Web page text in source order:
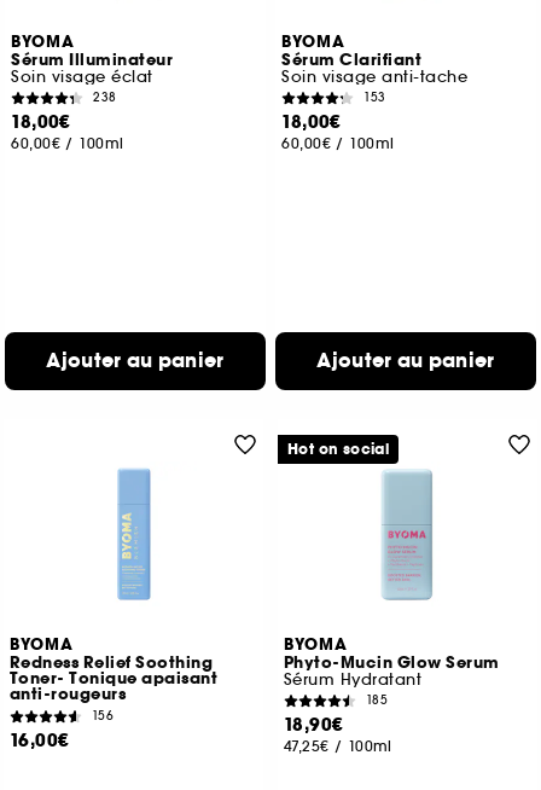
BYOMA
Sérum Illuminateur
Soin visage éclat
238
18,00€
60,00€ / 100ml
Ajouter au panier
BYOMA
Sérum Clarifiant
Soin visage anti-tache
153
18,00€
60,00€ / 100ml
Ajouter au panier
BYOMA
Redness Relief Soothing
Toner- Tonique apaisant
anti-rougeurs
156
16,00€
BYOMA
Phyto-Mucin Glow Serum
Sérum Hydratant
185
18,90€
47,25€ / 100ml
Hot on social